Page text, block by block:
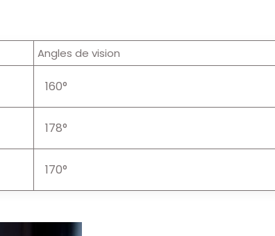
Angles de vision
160°
178°
170°